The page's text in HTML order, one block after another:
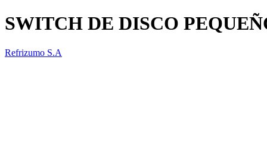
SWITCH DE DISCO
Refrizumo S.A